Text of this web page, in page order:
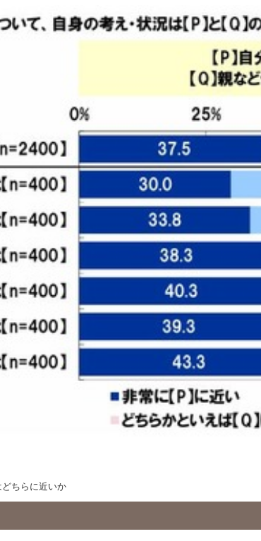
ちらに近いか